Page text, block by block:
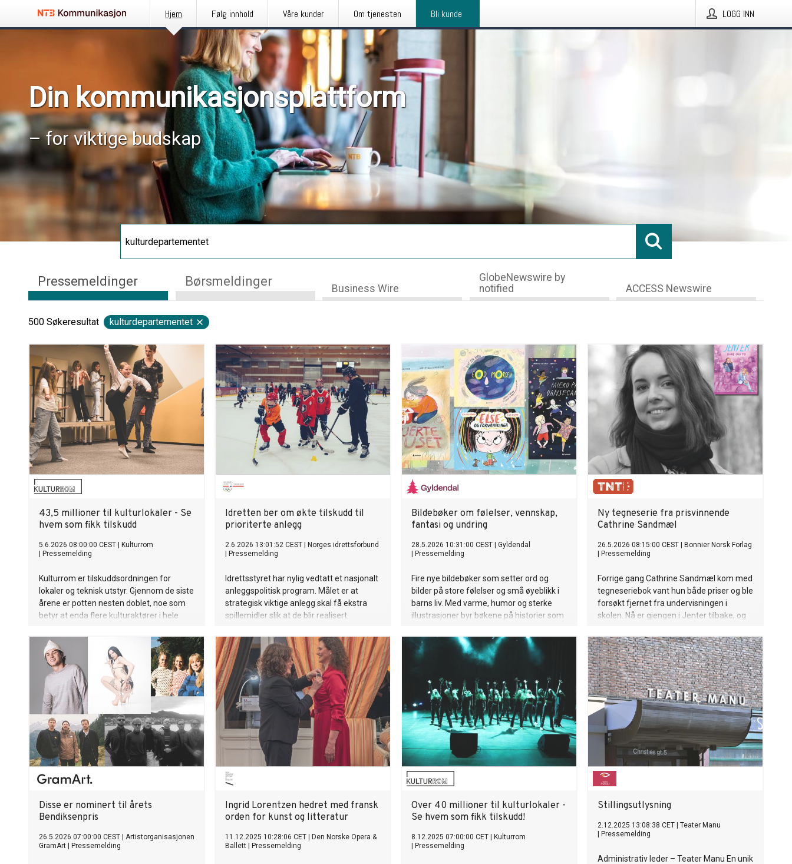
Hjem Følg innhold Våre kunder Om tjenesten Bli kunde LOGG INN
Din kommunikasjonsplattform
– for viktige budskap
Pressemeldinger Børsmeldinger Business Wire
GlobeNewswire by
notified
ACCESS Newswire
500 Søkeresultat kulturdepartementet
43,5 millioner til kulturlokaler - Se
hvem som fikk tilskudd
5.6.2026 08:00:00 CEST
Kulturrom
Pressemelding
Kulturrom er tilskuddsordningen for
lokaler og teknisk utstyr. Gjennom de siste
årene er potten nesten doblet, noe som
betyr at enda flere kulturaktører i hele
040 kroner er så langt fordelt på 263
innvilgede søknader. Se hvem som fikk
tilskudd i ditt fylke!
Idretten ber om økte tilskudd til
prioriterte anlegg
2.6.2026 13:01:52 CEST
Norges idrettsforbund
Pressemelding
Idrettsstyret har nylig vedtatt et nasjonalt
anleggspolitisk program. Målet er at
strategisk viktige anlegg skal få ekstra
spillemidler slik at de blir realisert.
Bildebøker om følelser, vennskap,
fantasi og undring
28.5.2026 10:31:00 CEST
Gyldendal
Pressemelding
Fire nye bildebøker som setter ord og
bilder på store følelser og små øyeblikk i
barns liv. Med varme, humor og sterke
illustrasjoner byr bøkene på historier som
samtaler mellom barn og voksne.
Ny tegneserie fra prisvinnende
Cathrine Sandmæl
26.5.2026 08:15:00 CEST
Bonnier Norsk Forlag
Pressemelding
Forrige gang Cathrine Sandmæl kom med
tegneseriebok vant hun både priser og ble
forsøkt fjernet fra undervisningen i
skolen. Nå er gjengen i Jenter tilbake, og
Disse er nominert til årets
Bendiksenpris
26.5.2026 07:00:00 CEST
Artistorganisasjonen
GramArt
Pressemelding
Ingrid Lorentzen hedret med fransk
orden for kunst og litteratur
11.12.2025 10:28:06 CET
Den Norske Opera &
Ballett
Pressemelding
Over 40 millioner til kulturlokaler -
Se hvem som fikk tilskudd!
8.12.2025 07:00:00 CET
Kulturrom
Pressemelding
Stillingsutlysning
2.12.2025 13:08:38 CET
Teater Manu
Pressemelding
Administrativ leder – Teater Manu En unik